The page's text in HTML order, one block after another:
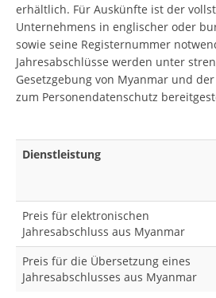
erhältlich. Für Auskünfte ist der
Unternehmens in englischer oder
sowie seine Registernummer
Jahresabschlüsse werden unter
Gesetzgebung von Myanmar und
zum Personendatenschutz
Dienstleistung
Preis für elektronischen
Jahresabschluss aus Myanmar
Preis für die Übersetzung eines
Jahresabschlusses aus Myanmar